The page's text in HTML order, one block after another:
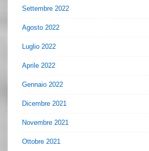
Settembre 2022
Agosto 2022
Luglio 2022
Aprile 2022
Gennaio 2022
Dicembre 2021
Novembre 2021
Ottobre 2021